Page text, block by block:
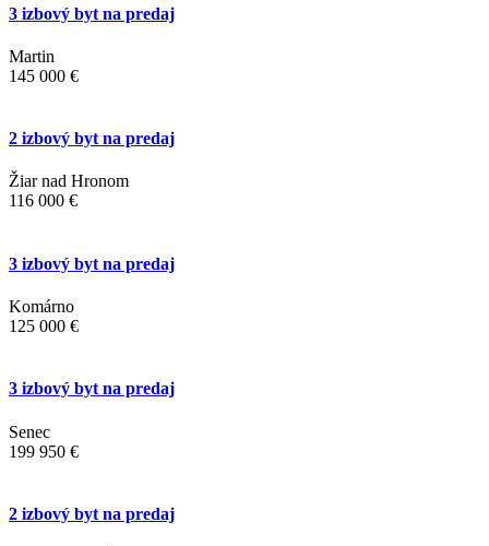
3 izbový byt na predaj
Martin
145 000 €
2 izbový byt na predaj
Žiar nad Hronom
116 000 €
3 izbový byt na predaj
Komárno
125 000 €
3 izbový byt na predaj
Senec
199 950 €
2 izbový byt na predaj